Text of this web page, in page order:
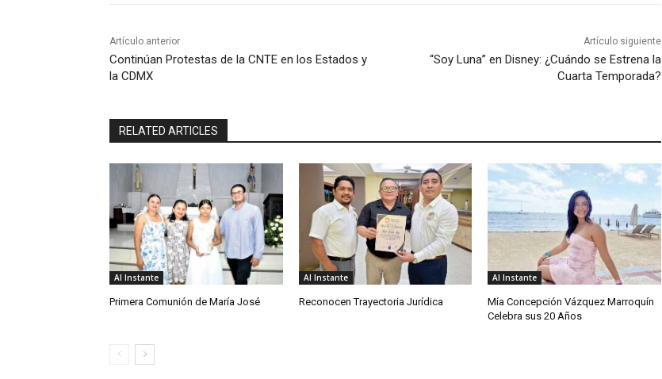
Artículo anterior
Continúan Protestas de la CNTE en los Estados y
la CDMX
Artículo siguiente
“Soy Luna” en Disney: ¿Cuándo se Estrena la
Cuarta Temporada?
RELATED ARTICLES
Al Instante
Primera Comunión de María José
Al Instante
Reconocen Trayectoria Jurídica
Al Instante
Mía Concepción Vázquez Marroquín
Celebra sus 20 Años